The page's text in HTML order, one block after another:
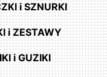
i SZNURKI
i ZESTAWY
i GUZIKI